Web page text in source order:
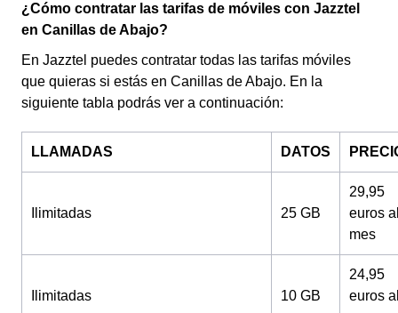
¿Cómo contratar las tarifas de móviles con Jazztel
en Canillas de Abajo?
En Jazztel puedes contratar todas las tarifas móviles
que quieras si estás en Canillas de Abajo. En la
siguiente tabla podrás ver a continuación:
LLAMADAS DATOS
Ilimitadas 25 GB
29,95
euros
mes
Ilimitadas 10 GB
24,95
euros